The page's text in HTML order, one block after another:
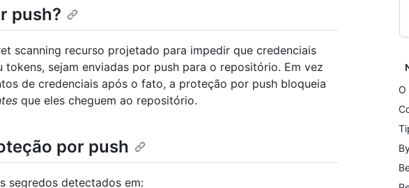
O
push?
scanning recurso projetado para impedir que credenciais
sejam enviadas por push para o repositório. Em vez
de credenciais após o fato, a proteção por push bloqueia
que eles cheguem ao repositório.
por push
segredos detectados em: